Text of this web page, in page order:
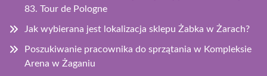
83. Tour de Pologne
Jak wybierana jest lokalizacja sklepu Żabka w Żarach?
Poszukiwanie pracownika do sprzątania w Kompleksie
Arena w Żaganiu